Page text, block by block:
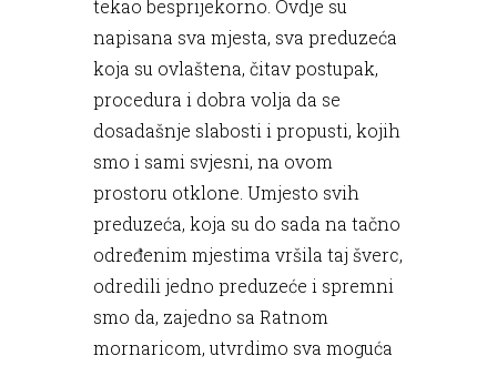
tekao besprijekorno. Ovdje su
napisana sva mjesta, sva preduzeća
koja su ovlaštena, čitav postupak,
procedura i dobra volja da se
dosadašnje slabosti i propusti, kojih
smo i sami svjesni, na ovom
prostoru otklone. Umjesto svih
preduzeća, koja su do sada na tačno
određenim mjestima vršila taj šverc,
odredili jedno preduzeće i spremni
smo da, zajedno sa Ratnom
mornaricom, utvrdimo sva moguća